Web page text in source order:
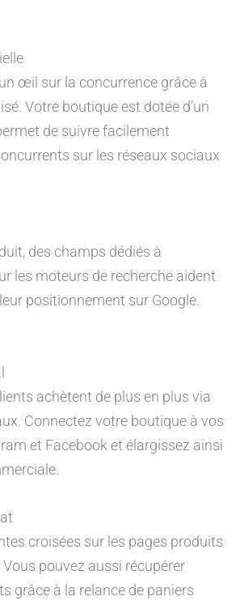
œil sur la concurrence grâce à
Votre boutique est dotée d’un
de suivre facilement
sur les réseaux sociaux
des champs dédiés à
les moteurs de recherche aident
positionnement sur Google.
achètent de plus en plus via
Connectez votre boutique à vos
et Facebook et élargissez ainsi
croisées sur les pages produits
pouvez aussi récupérer
grâce à la relance de paniers